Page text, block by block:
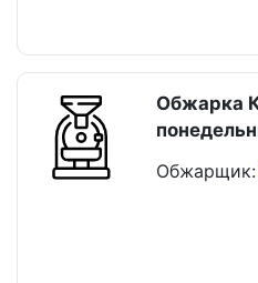
Обжарка
Обжарщик: